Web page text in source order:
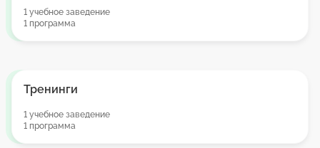
1 учебное заведение
1 программа
Тренинги
1 учебное заведение
1 программа